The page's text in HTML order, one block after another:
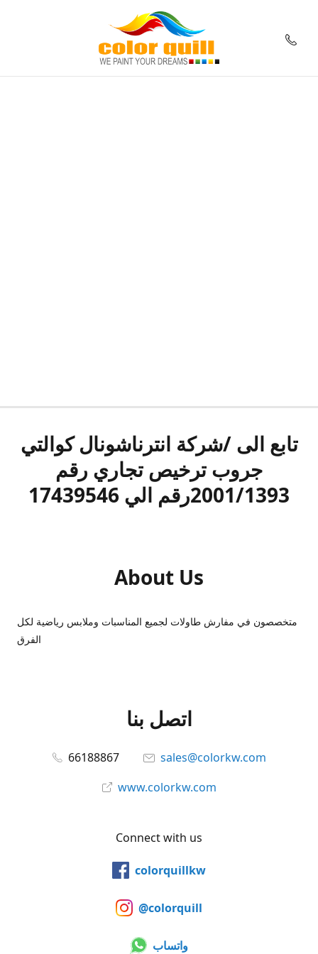
تابع الى /شركة انترناشونال كوالتي
جروب ترخيص تجاري رقم
2001/1393رقم الي 17439546
About Us
متخصصون في مفارش طاولات لجميع المناسبات وملابس رياضية لكل
الفرق
اتصل بنا
66188867
sales@colorkw.com
www.colorkw.com
Connect with us
colorquillkw
@colorquill
واتساب